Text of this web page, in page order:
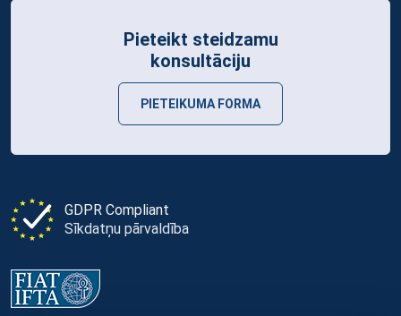
GDPR Compliant
Sīkdatņu pārvaldība
Pieteikt steidzamu
konsultāciju
PIETEIKUMA FORMA